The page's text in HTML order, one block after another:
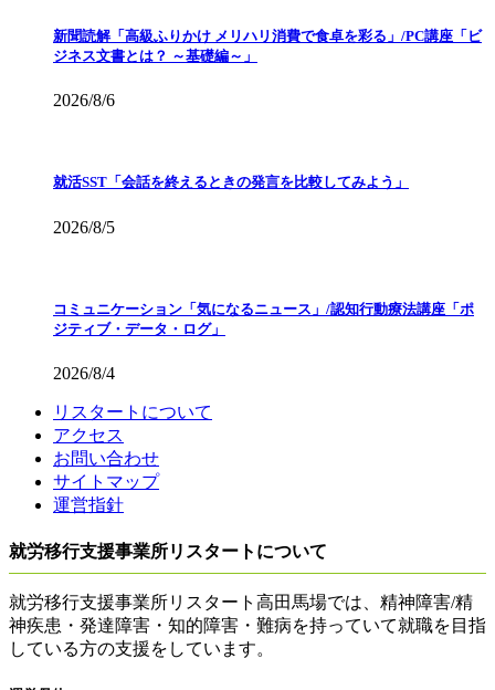
新聞読解「高級ふりかけ メリハリ消費で食卓を彩る」/PC講座「ビ
ジネス文書とは？ ～基礎編～」
2026/8/6
就活SST「会話を終えるときの発言を比較してみよう」
2026/8/5
コミュニケーション「気になるニュース」/認知行動療法講座「ポ
ジティブ・データ・ログ」
2026/8/4
リスタートについて
アクセス
お問い合わせ
サイトマップ
運営指針
就労移行支援事業所リスタートについて
就労移行支援事業所リスタート高田馬場では、精神障害/精
神疾患・発達障害・知的障害・難病を持っていて就職を目指
している方の支援をしています。